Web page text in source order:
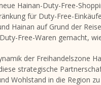
Hainan-Duty-Free-
für Duty-Free-
Hainan auf Grund der
Free-Waren gemacht,
der Freihandelszone
strategische
Wohlstand in die Region